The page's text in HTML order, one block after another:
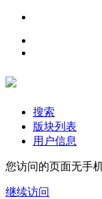
搜索
版块列表
用户信息
您访问的页面无手
继续访问